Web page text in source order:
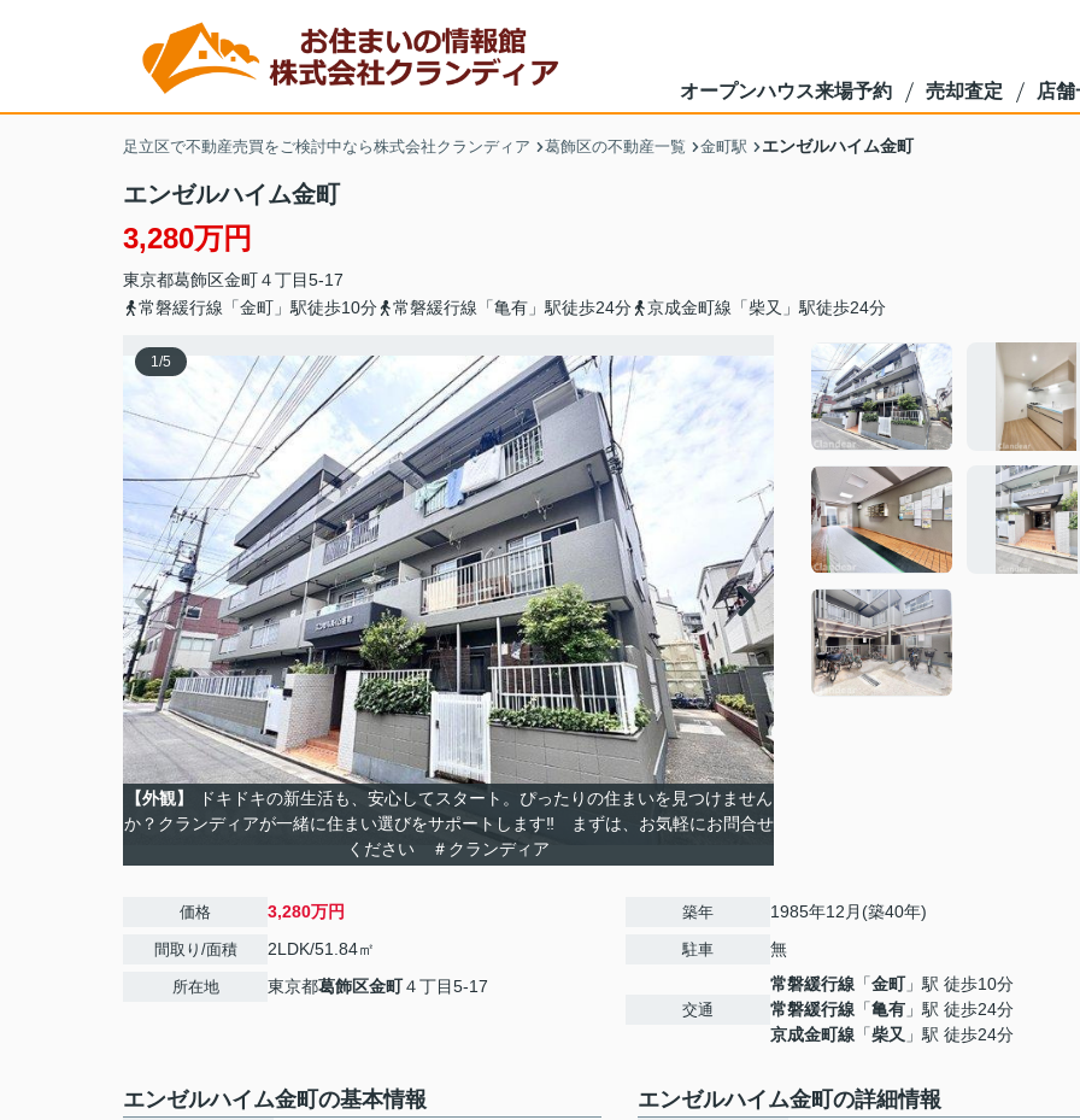
オープンハウス来場予約 売却査定 店舗
足立区で不動産売買をご検討中なら株式会社クランディア 葛飾区の不動産一覧 金町駅 エンゼルハイム金町
エンゼルハイム金町
3,280万円
東京都葛飾区金町４丁目5-17
常磐緩行線「金町」駅徒歩10分
常磐緩行線「亀有」駅徒歩24分 京成金町線「柴又」駅徒歩24分
1/5
【外観】
ドキドキの新生活も、安心してスタート。ぴったりの住まいを見つけません
か？クランディアが一緒に住まい選びをサポートします‼ まずは、お気軽にお問合せ
ください ＃クランディア
価格 3,280万円
間取り/面積 2LDK/51.84㎡
所在地 東京都葛飾区金町４丁目5-17
築年 1985年12月(築40年)
駐車 無
交通
常磐緩行線 「金町」駅 徒歩10分
常磐緩行線 「亀有 」駅 徒歩24分
京成金町線 「柴又 」駅 徒歩24分
エンゼルハイム金町の基本情報 エンゼルハイム金町の詳細情報